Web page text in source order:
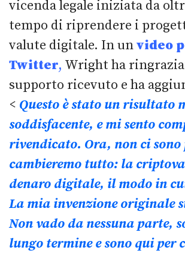
vicenda legale iniziata da
tempo di riprendere i
valute digitale. In unvideo
Twitter, Wright ha
supporto ricevuto e ha
< Questo è stato un risultato
soddisfacente, e mi sento
rivendicato. Ora, non ci
cambieremo tutto: la
denaro digitale, il modo in cui
La mia invenzione originale
Non vado da nessuna parte,
lungo termine e sono qui per